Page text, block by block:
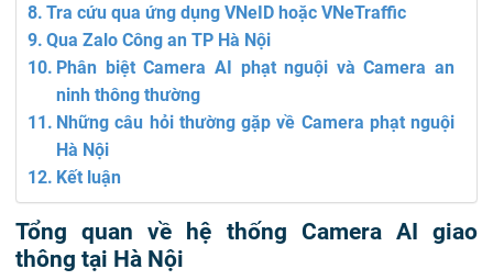
Tra cứu qua ứng dụng VNeID hoặc VNeTraffic
Qua Zalo Công an TP Hà Nội
Phân biệt Camera AI phạt nguội và Camera an
ninh thông thường
Những câu hỏi thường gặp về Camera phạt nguội
Hà Nội
Kết luận
Tổng quan về hệ thống Camera AI giao
thông tại Hà Nội